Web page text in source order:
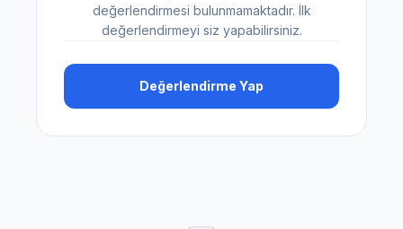
değerlendirmesi bulunmamaktadır. İlk
değerlendirmeyi siz yapabilirsiniz.
Değerlendirme Yap